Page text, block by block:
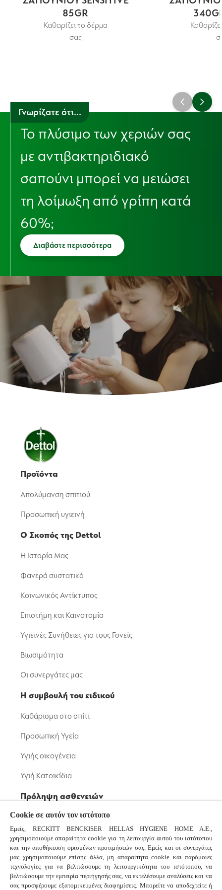
85GR
Καθαρίζει το δέρμα
σας
Γνωρίζατε ότι...
Το πλύσιμο των χεριών σας
με αντιβακτηριδιακό
σαπούνι μπορεί να μειώσει
τη λοίμωξη από γρίπη κατά
60%;
Διαβάστε περισσότερα
Προϊόντα
Απολύμανση σπιτιού
Προσωπική υγιεινή
Ο Σκοπός της Dettol
Η Ιστορία Μας
Φανερά συστατικά
Κοινωνικός Αντίκτυπος
Επιστήμη και Καινοτομία
Υγιεινές Συνήθειες για τους Γονείς
Βιωσιμότητα
Οι συνεργάτες μας
Η συμβουλή του ειδικού
Καθάρισμα στο σπίτι
Προσωπική Υγεία
Υγιής οικογένεια
Υγιή Κατοικίδια
Πρόληψη ασθενειών
Μικρόβια: Βακτήρια και Ιοί
Κορονοϊός
Κοινό Κρυολόγημα και Γρίπη
Συχνές ερωτήσεις
Cookie σε αυτόν τον ιστότοπο
Εμείς, RECKITT BENCKISER HELLAS HYGIENE HOME A.E.,
χρησιμοποιούμε απαραίτητα cookie για τη λειτουργία αυτού του ιστότοπου
και την αποθήκευση ορισμένων προτιμήσεών σας. Εμείς και οι συνεργάτες
μας χρησιμοποιούμε επίσης άλλα, μη απαραίτητα cookie και παρόμοιες
τεχνολογίες για να βελτιώσουμε τη λειτουργικότητα του ιστότοπου, να
βελτιώσουμε την εμπειρία περιήγησής σας, να εκτελέσουμε αναλύσεις και να
σας προσφέρουμε εξατομικευμένες διαφημίσεις. Μπορείτε να αποδεχτείτε ή